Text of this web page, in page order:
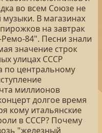
во всем Союзе не
музыки. В магазинах
на завтрак
84". Песни знали
значение строк
улицах СССР
по центральному
миллионов
долгое время
кому итальянские
в СССР? Почему
"железный